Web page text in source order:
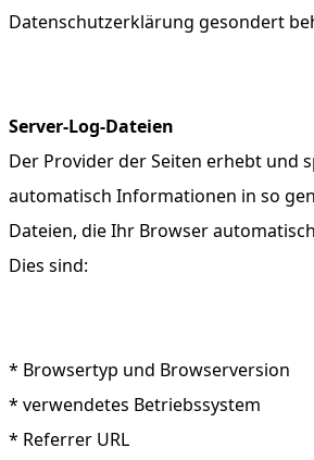
Datenschutzerklärung gesondert
Server-Log-Dateien
Der Provider der Seiten erhebt und
automatisch Informationen in so
Dateien, die Ihr Browser
Dies sind:
* Browsertyp und Browserversion
* verwendetes Betriebssystem
* Referrer URL